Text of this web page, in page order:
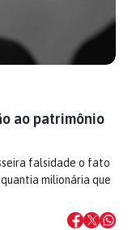
ao patrimônio
falsidade o fato
milionária que